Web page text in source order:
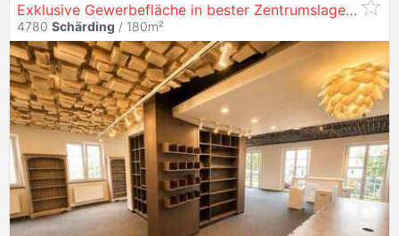
Exklusive Gewerbefläche in bester Zentrumslage von
4780 Schärding / 180m²